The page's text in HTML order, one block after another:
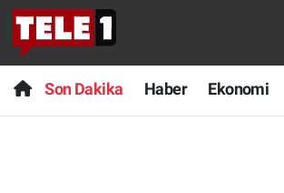
Son Dakika Haber Ekonomi
Anında Manşet
Başka Sohbetler
Son Dakika
Haber
Nöbetçi Eczaneler
Hava Durumu